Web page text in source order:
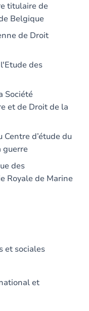
titulaire de
Belgique
de Droit
des
Société
et de Droit de la
d’étude du
guerre
des
Royale de Marine
et sociales
et